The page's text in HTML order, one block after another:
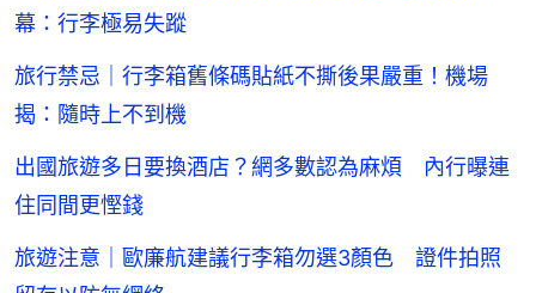
幕：行李極易失蹤
旅行禁忌｜行李箱舊條碼貼紙不撕後果嚴重！機場
揭：隨時上不到機
出國旅遊多日要換酒店？網多數認為麻煩 內行曝連
住同間更慳錢
旅遊注意｜歐廉航建議行李箱勿選3顏色 證件拍照